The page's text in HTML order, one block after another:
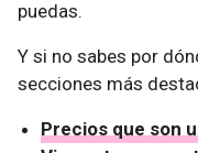
puedas.
Y si no sabes por
secciones más
Precios que son